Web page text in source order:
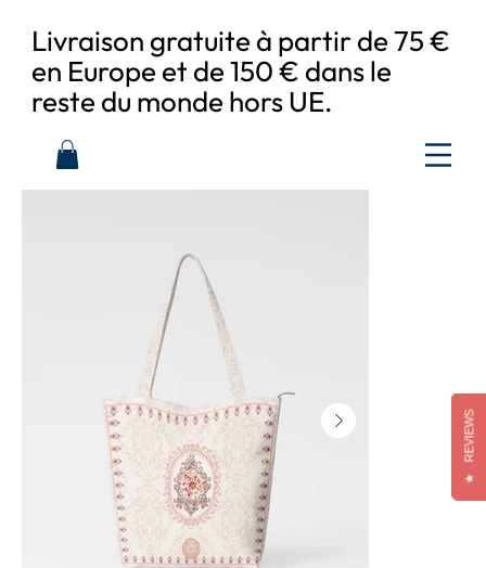
Livraison gratuite à partir de 75 €
en Europe et de 150 € dans le
reste du monde hors UE.
★
REVIEWS